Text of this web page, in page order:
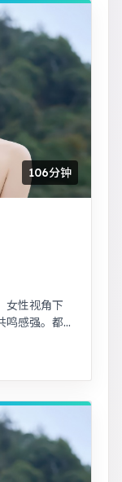
106分钟
女性视角下
鸣感强。都